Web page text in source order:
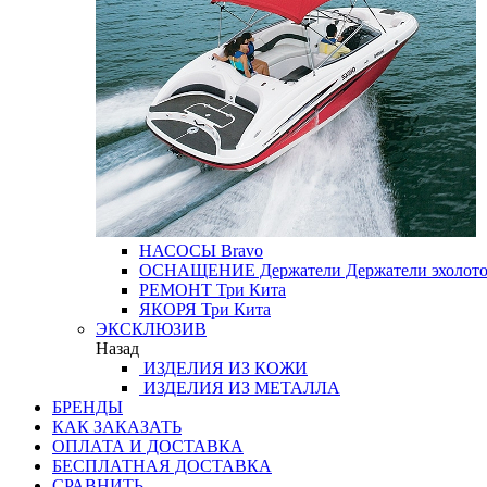
НАСОСЫ Bravo
ОСНАЩЕНИЕ Держатели Держатели
РЕМОНТ Три Кита
ЯКОРЯ Три Кита
ЭКСКЛЮЗИВ
Назад
ИЗДЕЛИЯ ИЗ КОЖИ
ИЗДЕЛИЯ ИЗ МЕТАЛЛА
БРЕНДЫ
КАК ЗАКАЗАТЬ
ОПЛАТА И ДОСТАВКА
БЕСПЛАТНАЯ ДОСТАВКА